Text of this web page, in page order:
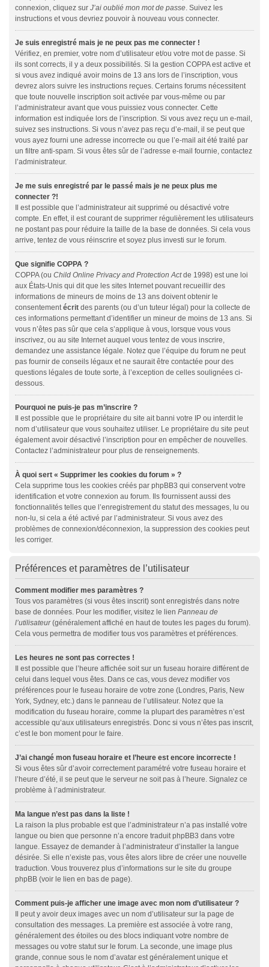
connexion, cliquez sur J’ai oublié mon mot de passe. Suivez les
instructions et vous devriez pouvoir à nouveau vous connecter.
Je suis enregistré mais je ne peux pas me connecter !
Vérifiez, en premier, votre nom d’utilisateur et/ou votre mot de passe. Si
ils sont corrects, il y a deux possibilités. Si la gestion COPPA est active et
si vous avez indiqué avoir moins de 13 ans lors de l’inscription, vous
devrez alors suivre les instructions reçues. Certains forums nécessitent
que toute nouvelle inscription soit activée par vous-même ou par
l’administrateur avant que vous puissiez vous connecter. Cette
information est indiquée lors de l’inscription. Si vous avez reçu un e-mail,
suivez ses instructions. Si vous n’avez pas reçu d’e-mail, il se peut que
vous ayez fourni une adresse incorrecte ou que l’e-mail ait été traité par
un filtre anti-spam. Si vous êtes sûr de l’adresse e-mail fournie, contactez
l’administrateur.
Je me suis enregistré par le passé mais je ne peux plus me
connecter ?!
Il est possible que l’administrateur ait supprimé ou désactivé votre
compte. En effet, il est courant de supprimer régulièrement les utilisateurs
ne postant pas pour réduire la taille de la base de données. Si cela vous
arrive, tentez de vous réinscrire et soyez plus investi sur le forum.
Que signifie COPPA ?
COPPA (ou Child Online Privacy and Protection Actde 1998) est une loi
aux États-Unis qui dit que les sites Internet pouvant recueillir des
informations de mineurs de moins de 13 ans doivent obtenir le
consentementécrit des parents (ou d’un tuteur légal) pour la collecte de
ces informations permettant d’identifier un mineur de moins de 13 ans. Si
vous n’êtes pas sûr que cela s’applique à vous, lorsque vous vous
inscrivez, ou au site Internet auquel vous tentez de vous inscrire,
demandez une assistance légale. Notez que l’équipe du forum ne peut
pas fournir de conseils légaux et ne saurait être contactée pour des
questions légales de toute sorte, à l’exception de celles soulignées ci-
dessous.
Pourquoi ne puis-je pas m’inscrire ?
Il est possible que le propriétaire du site ait banni votre IP ou interdit le
nom d’utilisateur que vous souhaitez utiliser. Le propriétaire du site peut
également avoir désactivé l’inscription pour en empêcher de nouvelles.
Contactez l’administrateur pour plus de renseignements.
À quoi sert « Supprimer les cookies du forum » ?
Cela supprime tous les cookies créés par phpBB3 qui conservent votre
identification et votre connexion au forum. Ils fournissent aussi des
fonctionnalités telles que l’enregistrement du statut des messages, lu ou
non-lu, si cela a été activé par l’administrateur. Si vous avez des
problèmes de connexion/déconnexion, la suppression des cookies peut
les corriger.
Préférences et paramètres de l’utilisateur
Comment modifier mes paramètres ?
Tous vos paramètres (si vous êtes inscrit) sont enregistrés dans notre
base de données. Pour les modifier, visitez le lien Panneau de
l’utilisateur(généralement affiché en haut de toutes les pages du forum).
Cela vous permettra de modifier tous vos paramètres et préférences.
Les heures ne sont pas correctes !
Il est possible que l’heure affichée soit sur un fuseau horaire différent de
celui dans lequel vous êtes. Dans ce cas, vous devez modifier vos
préférences pour le fuseau horaire de votre zone (Londres, Paris, New
York, Sydney, etc.) dans le panneau de l’utilisateur. Notez que la
modification du fuseau horaire, comme la plupart des paramètres n’est
accessible qu’aux utilisateurs enregistrés. Donc si vous n’êtes pas inscrit,
c’est le bon moment pour le faire.
J’ai changé mon fuseau horaire et l’heure est encore incorrecte !
Si vous êtes sûr d’avoir correctement paramétré votre fuseau horaire et
l’heure d’été, il se peut que le serveur ne soit pas à l’heure. Signalez ce
problème à l’administrateur.
Ma langue n’est pas dans la liste !
La raison la plus probable est que l’administrateur n’a pas installé votre
langue ou bien que personne n’a encore traduit phpBB3 dans votre
langue. Essayez de demander à l’administrateur d’installer la langue
désirée. Si elle n’existe pas, vous êtes alors libre de créer une nouvelle
traduction. Vous trouverez plus d’informations sur le site du groupe
phpBB (voir le lien en bas de page).
Comment puis-je afficher une image avec mon nom d’utilisateur ?
Il peut y avoir deux images avec un nom d’utilisateur sur la page de
consultation des messages. La première est associée à votre rang,
généralement des étoiles ou des blocs indiquant votre nombre de
messages ou votre statut sur le forum. La seconde, une image plus
grande, connue sous le nom d’avatar est généralement unique et